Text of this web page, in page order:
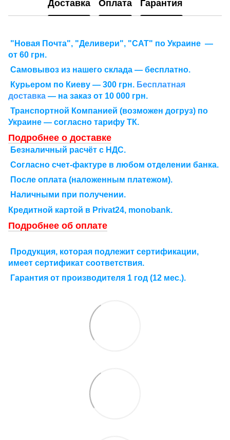
Доставка Оплата Гарантия
"Новая Почта", "Деливери", "САТ" по Украине —
от 60 грн.
Самовывоз из нашего склада — бесплатно.
Курьером по Киеву — 300 грн. Бесплатная
доставка — на заказ от 10 000 грн.
Транспортной Компанией (возможен догруз) по
Украине — согласно тарифу ТК.
Подробнее о доставке
Безналичный расчёт с НДС.
Согласно счет-фактуре в любом отделении банка.
После оплата (наложенным платежом).
Наличными при получении.
Кредитной картой в Рrivat24, monobank.
Подробнее об оплате
Продукция, которая подлежит сертификации,
имеет сертификат соответствия.
Гарантия от производителя 1 год (12 мес.).